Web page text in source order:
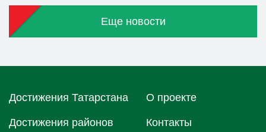
Еще новости
Достижения Татарстана
Достижения районов
О проектe
Контакты